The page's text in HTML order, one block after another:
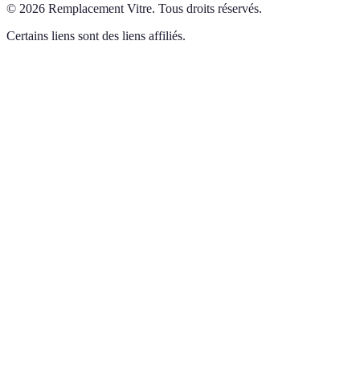
© 2026 Remplacement Vitre. Tous droits réservés.
Certains liens sont des liens affiliés.